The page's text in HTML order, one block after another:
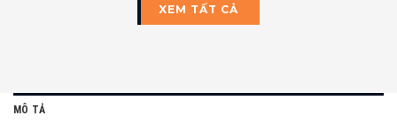
XEM TẤT CẢ
MÔ TẢ